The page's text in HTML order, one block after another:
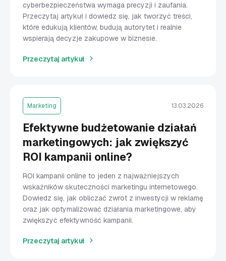
cyberbezpieczeństwa wymaga precyzji i zaufania.
Przeczytaj artykuł i dowiedz się, jak tworzyć treści,
które edukują klientów, budują autorytet i realnie
wspierają decyzje zakupowe w biznesie.
Przeczytaj artykuł
Marketing 13.03.2026
Efektywne budżetowanie działań
marketingowych: jak zwiększyć
ROI kampanii online?
ROI kampanii online to jeden z najważniejszych
wskaźników skuteczności marketingu internetowego.
Dowiedz się, jak obliczać zwrot z inwestycji w reklamę
oraz jak optymalizować działania marketingowe, aby
zwiększyć efektywność kampanii.
Przeczytaj artykuł